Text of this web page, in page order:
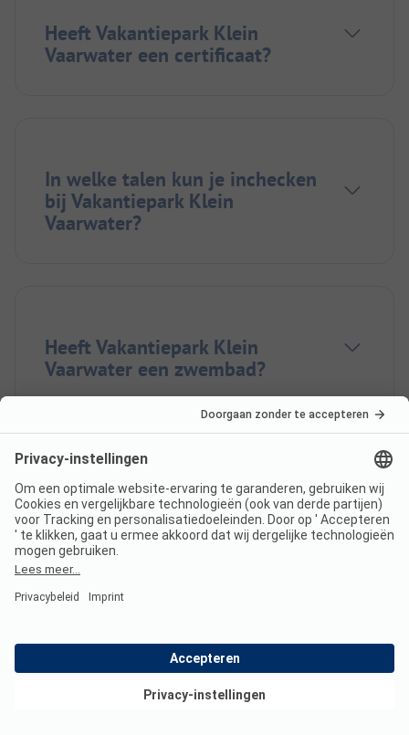
Heeft Vakantiepark Klein
Vaarwater een certificaat?
In welke talen kun je inchecken
bij Vakantiepark Klein
Vaarwater?
Heeft Vakantiepark Klein
Vaarwater een zwembad?
Welke
eet-/winkelmogelijkheden biedt
Vakantiepark Klein Vaarwater?
Hoeveel staanplaatsen heeft
Vakantiepark Klein Vaarwater?
Bekijk deals